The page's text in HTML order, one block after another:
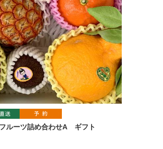
フルーツ詰め合わせA ギフト